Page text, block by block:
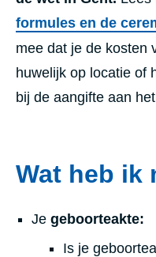
formules en de
mee dat je de kosten
huwelijk op locatie of
bij de aangifte aan
Wat heb ik
Je geboorteakte:
Is je